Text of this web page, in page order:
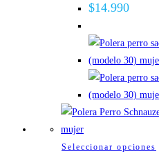
$14.990
Seleccionar opciones